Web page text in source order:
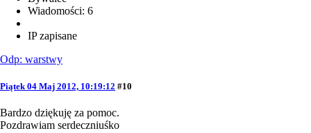
Wiadomości: 6
IP zapisane
Odp: warstwy
Piątek 04 Maj 2012, 10:19:12 #10
Bardzo dziękuję za pomoc.
Pozdrawiam serdeczniuśko